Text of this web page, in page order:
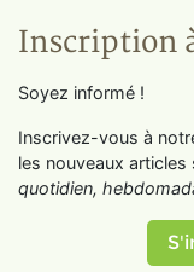
Inscription
Soyez informé !
Inscrivez-vous à
les nouveaux
quotidien,